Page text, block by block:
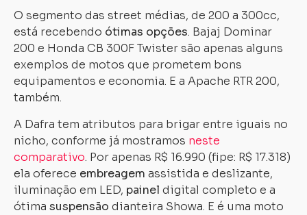
O segmento das street médias, de 200 a 300cc,
está recebendo ótimas opções. Bajaj Dominar
200 e Honda CB 300F Twister são apenas alguns
exemplos de motos que prometem bons
equipamentos e economia. E a Apache RTR 200,
também.
A Dafra tem atributos para brigar entre iguais no
nicho, conforme já mostramos neste
comparativo. Por apenas R$ 16.990 (fipe: R$ 17.318)
ela oferece embreagem assistida e deslizante,
iluminação em LED, painel digital completo e a
ótima suspensão dianteira Showa. E é uma moto